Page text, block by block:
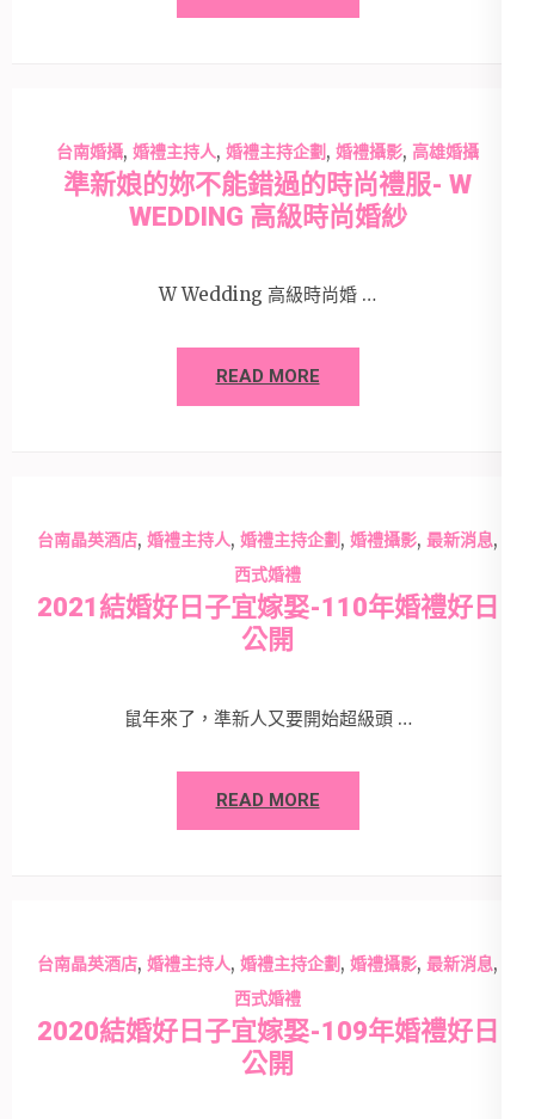
台南婚攝, 婚禮主持人, 婚禮主持企劃 , 婚禮攝影, 高雄婚攝
準新娘的妳不能錯過的時尚禮服- W
WEDDING 高級時尚婚紗
W Wedding 高級時尚婚 …
READ MORE
台南晶英酒店, 婚禮主持人, 婚禮主持企劃 , 婚禮攝影, 最新消息,
西式婚禮
2021結婚好日子宜嫁娶-110年婚禮好日
公開
鼠年來了，準新人又要開始超級頭 …
READ MORE
台南晶英酒店, 婚禮主持人, 婚禮主持企劃 , 婚禮攝影, 最新消息,
西式婚禮
2020結婚好日子宜嫁娶-109年婚禮好日
公開